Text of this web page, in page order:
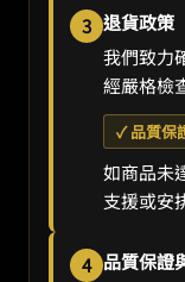
3 退貨政策
我們致力
經嚴格檢
✓ 品質保
如商品未
支援或安
4 品質保證